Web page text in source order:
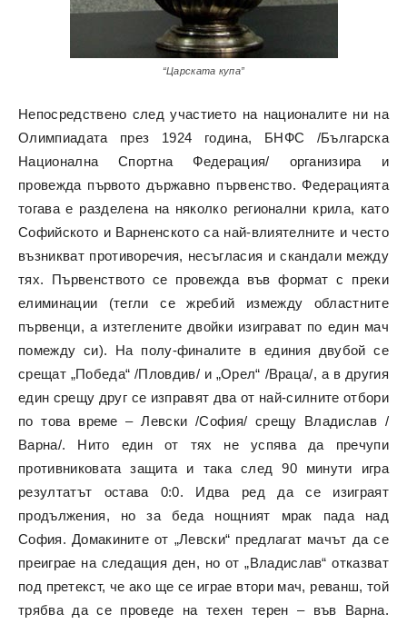
“Царската купа”
Непосредствено след участието на националите ни на
Олимпиадата през 1924 година, БНФС /Българска
Национална Спортна Федерация/ организира и
провежда първото държавно първенство. Федерацията
тогава е разделена на няколко регионални крила, като
Софийското и Варненското са най-влиятелните и често
възникват противоречия, несъгласия и скандали между
тях. Първенството се провежда във формат с преки
елиминации (тегли се жребий измежду областните
първенци, а изтеглените двойки изиграват по един мач
помежду си). На полу-финалите в единия двубой се
срещат „Победа“ /Пловдив/ и „Орел“ /Враца/, а в другия
един срещу друг се изправят два от най-силните отбори
по това време – Левски /София/ срещу Владислав /
Варна/. Нито един от тях не успява да пречупи
противниковата защита и така след 90 минути игра
резултатът остава 0:0. Идва ред да се изиграят
продължения, но за беда нощният мрак пада над
София. Домакините от „Левски“ предлагат мачът да се
преиграе на следащия ден, но от „Владислав“ отказват
под претекст, че ако ще се играе втори мач, реванш, той
трябва да се проведе на техен терен – във Варна.